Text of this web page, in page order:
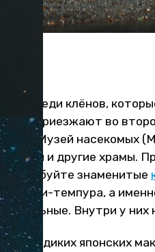
среди клёнов,
приезжают во
есть Музей насекомых
дзи и другие храмы.
попробуйте знаменитые
темпура, а
Внутри у
диких японских